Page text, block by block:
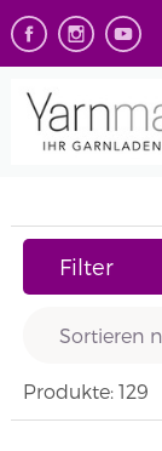
Filter
Produkte: 129